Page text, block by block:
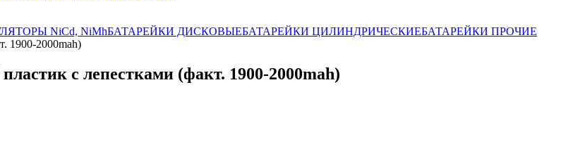
NiCd, NiMhБАТАРЕЙКИ ДИСКОВЫЕБАТАРЕЙКИ ЦИЛИНДРИЧЕСКИЕБАТАРЕЙКИ ПРОЧИЕ
1900-2000mah)
с лепестками (факт. 1900-2000mah)